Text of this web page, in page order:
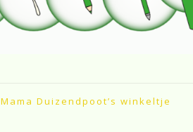
Mama Duizendpoot’s winkeltje